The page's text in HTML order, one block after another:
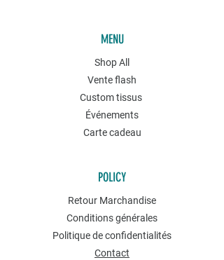
MENU
Shop All
Vente flash
Custom tissus
Événements
Carte cadeau
POLICY
Retour Marchandise
Conditions générales
Politique de confidentialités
Contact